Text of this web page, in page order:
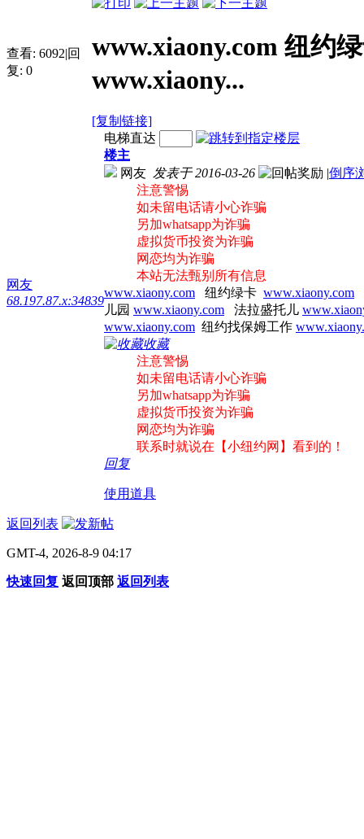
查看: 6092|回
复: 0
www.xiaony.com 纽约
www.xiaony...
[复制链接]
网友
68.197.87.x:34839
电梯直达
楼主
网友 发表于 2016-03-26 |倒序
注意警惕
如未留电话请小心诈骗
另加whatsapp为诈骗
虚拟货币投资为诈骗
网恋均为诈骗
本站无法甄别所有信息
www.xiaony.com 纽约绿卡 www.xiaony.com
儿园 www.xiaony.com 法拉盛托儿
www.xiaony.com 纽约找保姆工作
收藏
注意警惕
如未留电话请小心诈骗
另加whatsapp为诈骗
虚拟货币投资为诈骗
网恋均为诈骗
联系时就说在【小纽约网】看到的！
回复
使用道具
返回列表
GMT-4, 2026-8-9 04:17
快速回复 返回顶部 返回列表